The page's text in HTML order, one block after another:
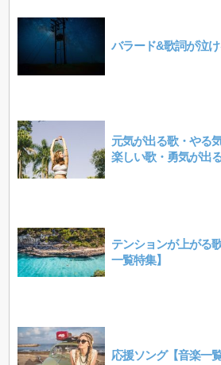
バラード&歌詞が泣け
元気が出る歌・やる
楽しい歌・勇気が出
テンションが上がる
一覧特集】
応援ソング【音楽一覧